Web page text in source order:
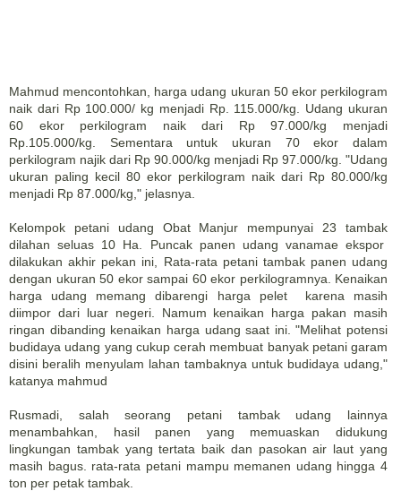
Mahmud mencontohkan, harga udang ukuran 50 ekor perkilogram
naik dari Rp 100.000/ kg menjadi Rp. 115.000/kg. Udang ukuran
60 ekor perkilogram naik dari Rp 97.000/kg menjadi
Rp.105.000/kg. Sementara untuk ukuran 70 ekor dalam
perkilogram najik dari Rp 90.000/kg menjadi Rp 97.000/kg. "Udang
ukuran paling kecil 80 ekor perkilogram naik dari Rp 80.000/kg
menjadi Rp 87.000/kg," jelasnya.
Kelompok petani udang Obat Manjur mempunyai 23 tambak
dilahan seluas 10 Ha. Puncak panen udang vanamae ekspor
dilakukan akhir pekan ini, Rata-rata petani tambak panen udang
dengan ukuran 50 ekor sampai 60 ekor perkilogramnya. Kenaikan
harga udang memang dibarengi harga pelet karena masih
diimpor dari luar negeri. Namum kenaikan harga pakan masih
ringan dibanding kenaikan harga udang saat ini. "Melihat potensi
budidaya udang yang cukup cerah membuat banyak petani garam
disini beralih menyulam lahan tambaknya untuk budidaya udang,"
katanya mahmud
Rusmadi, salah seorang petani tambak udang lainnya
menambahkan, hasil panen yang memuaskan didukung
lingkungan tambak yang tertata baik dan pasokan air laut yang
masih bagus. rata-rata petani mampu memanen udang hingga 4
ton per petak tambak.